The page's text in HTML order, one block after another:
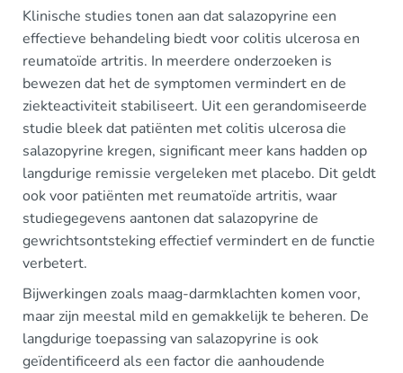
Klinische studies tonen aan dat salazopyrine een
effectieve behandeling biedt voor colitis ulcerosa en
reumatoïde artritis. In meerdere onderzoeken is
bewezen dat het de symptomen vermindert en de
ziekteactiviteit stabiliseert. Uit een gerandomiseerde
studie bleek dat patiënten met colitis ulcerosa die
salazopyrine kregen, significant meer kans hadden op
langdurige remissie vergeleken met placebo. Dit geldt
ook voor patiënten met reumatoïde artritis, waar
studiegegevens aantonen dat salazopyrine de
gewrichtsontsteking effectief vermindert en de functie
verbetert.
Bijwerkingen zoals maag-darmklachten komen voor,
maar zijn meestal mild en gemakkelijk te beheren. De
langdurige toepassing van salazopyrine is ook
geïdentificeerd als een factor die aanhoudende